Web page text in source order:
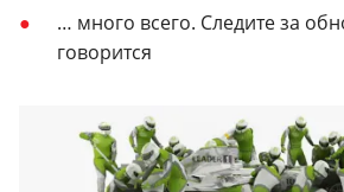
… много всего. Следите за
говорится